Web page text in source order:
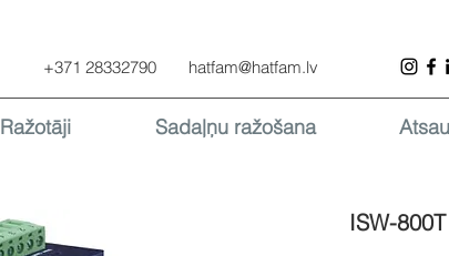
+371 28332790 hatfam@hatfam.lv
Ražotāji Sadaļņu ražošana
ISW-800T